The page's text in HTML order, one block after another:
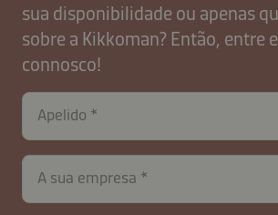
sua disponibilidade ou apenas
sobre a Kikkoman? Então, entre
connosco!
contactPT-
B2B-
26621-
IQcYw7tjn
Apelido
A sua empresa